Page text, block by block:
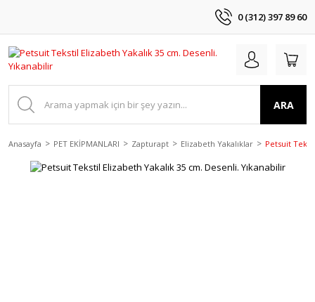
0 (312) 397 89 60
ARA
Anasayfa PET EKİPMANLARI Zapturapt Elizabeth Yakalıklar Petsuit